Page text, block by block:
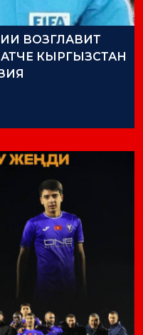
ВОЗГЛАВИТ
КЫРГЫЗСТАН